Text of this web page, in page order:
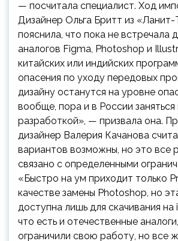
— посчитала специалист. Ход
Дизайнер Ольга Бритт из
пояснила, что пока не встречала
аналогов Figma, Photoshop и
китайских или индийских
опасения по уходу передовых
дизайну останутся на уровне
вообще, пора и в России
разработкой», — призвала она.
дизайнер Валерия Качанова
вариантов возможны, но это все
связано с определенными
«Быстро на ум приходит только
качестве замены Photoshop, но
доступна лишь для скачивания
что есть и отечественные
ограничили свою работу, но все